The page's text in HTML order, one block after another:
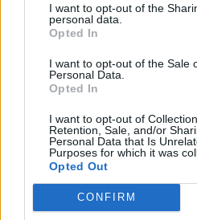
I want to opt-out of the
personal data.
Opted In
I want to opt-out of the Sale
Personal Data.
Opted In
I want to opt-out of
Retention, Sale, and/or
Personal Data that Is
Purposes for which it was
Opted Out
CONFIRM